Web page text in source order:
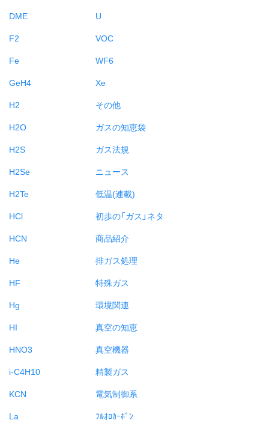
DME
F2
Fe
GeH4
H2
H2O
H2S
H2Se
H2Te
HCl
HCN
He
HF
Hg
HI
HNO3
i-C4H10
KCN
La
U
VOC
WF6
Xe
その他
ガスの知恵袋
ガス法規
ニュース
低温(連載)
初歩の「ガス」ネタ
商品紹介
排ガス処理
特殊ガス
環境関連
真空の知恵
真空機器
精製ガス
電気制御系
ﾌﾙｵﾛｶｰﾎﾞﾝ